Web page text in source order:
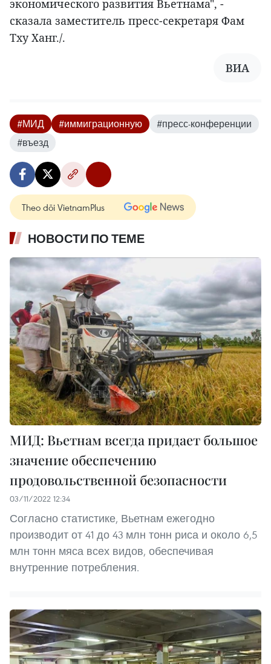
экономического развития Вьетнама", -
сказала заместитель пресс-секретаря Фам
Тху Ханг./.
ВИА
#МИД #иммиграционную
#пресс-конференции
#въезд
Theo dõi VietnamPlus
НОВОСТИ ПО ТЕМЕ
МИД: Вьетнам всегда придает большое
значение обеспечению
продовольственной безопасности
03/11/2022 12:34
Согласно статистике, Вьетнам ежегодно
производит от 41 до 43 млн тонн риса и около 6,5
млн тонн мяса всех видов, обеспечивая
внутренние потребления.